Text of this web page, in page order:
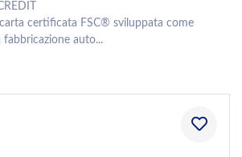
carta certificata FSC® sviluppata come
auto...